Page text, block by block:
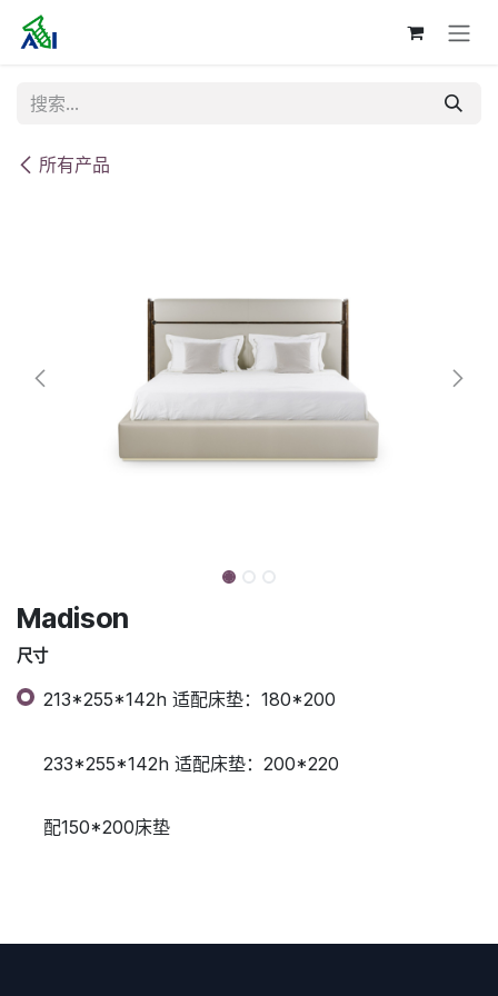
跳至内容
所有产品
Madison
尺寸
213*255*142h 适配床垫：180*200
233*255*142h 适配床垫：200*220
配150*200床垫